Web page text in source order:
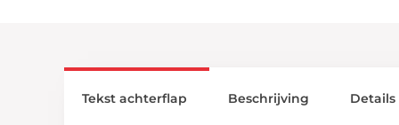
Tekst achterflap Beschrijving Details